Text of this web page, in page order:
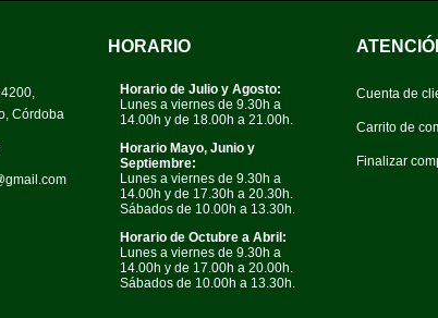
Córdoba
HORARIO
Horario de Julio y Agosto:
Lunes a viernes de 9.30h a
14.00h y de 18.00h a 21.00h.
Horario Mayo, Junio y
Septiembre:
Lunes a viernes de 9.30h a
14.00h y de 17.30h a 20.30h.
Sábados de 10.00h a 13.30h.
Horario de Octubre a Abril:
Lunes a viernes de 9.30h a
14.00h y de 17.00h a 20.00h.
Sábados de 10.00h a 13.30h.
Cuenta de
Carrito de
Finalizar